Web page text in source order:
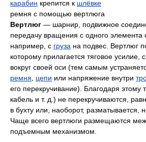
карабин крепится к шлёвке
ремня с помощью вертлюга
Вертлюг — шарнир, подвижное
передачу вращения с одного элемента
например, с груза на подвес. Вертлюг
которому прилагается тяговое усилие,
вокруг своей оси (тем самым
ремня
цепи или напряжение внутри
его перекручивание). Благодаря этому
кабель и т. д.) не перекручиваются,
в бухту или, наоборот, разматывается,
Чаще всего вертлюги размещаются
подъемным механизмом.